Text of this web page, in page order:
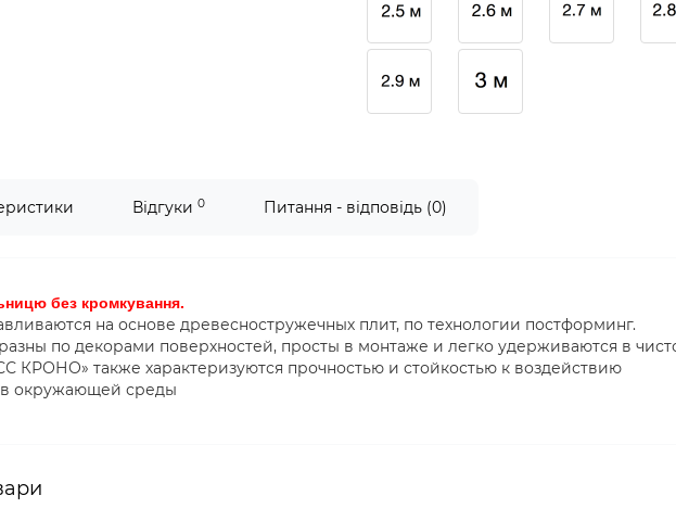
Відгуки 0 Питання - відповідь (0)
без кромкування.
на основе древесностружечных плит, по технологии постформинг.
по декорами поверхностей, просты в монтаже и легко удерживаются в
КРОНО» также характеризуются прочностью и стойкостью к воздействию
окружающей среды